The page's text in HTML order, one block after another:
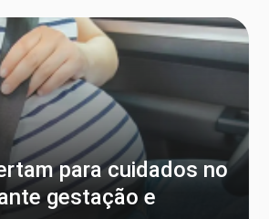
para cuidados no
gestação e